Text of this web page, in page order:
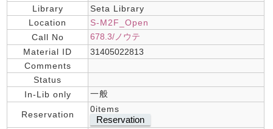
Library
Seta Library
Location
S-M2F_Open
Call No
678.3/ノウテ
Material ID
31405022813
Comments
Status
In-Lib only
一般
Reservation
0items
Reservation